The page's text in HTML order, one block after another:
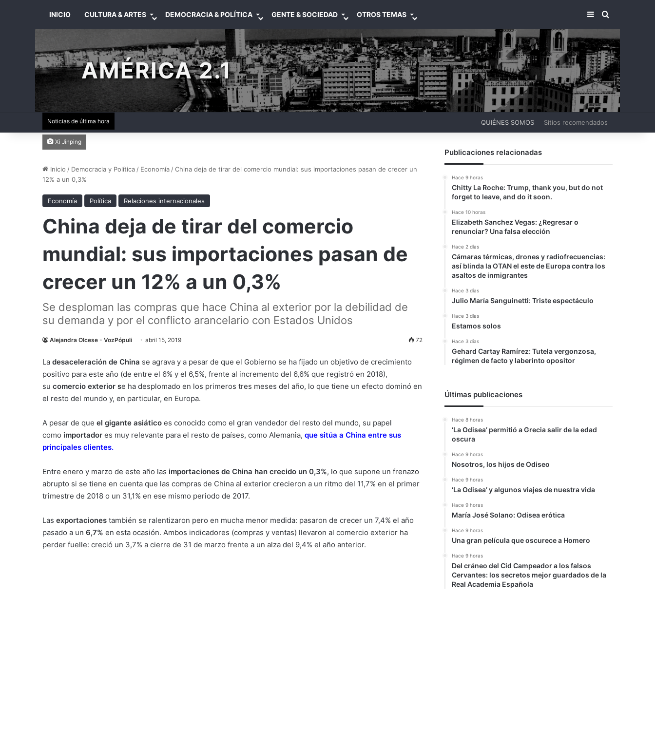
INICIO CULTURA & ARTES DEMOCRACIA & POLÍTICA GENTE & SOCIEDAD OTROS TEMAS BARRA LATERAL
BUSCAR
AMÉRICA 2.1
Noticias de última hora QUIÉNES SOMOS Sitios recomendados
Xi Jinping
Inicio / Democracia y Política / Economía /China deja de tirar del comercio mundial: sus importaciones pasan de crecer un
12% a un 0,3%
Economía Política Relaciones internacionales
China deja de tirar del comercio
mundial: sus importaciones pasan de
crecer un 12% a un 0,3%
Se desploman las compras que hace China al exterior por la debilidad de
su demanda y por el conflicto arancelario con Estados Unidos
Alejandra Olcese - VozPópuli abril 15, 2019 72
La desaceleración de China se agrava y a pesar de que el Gobierno se ha fijado un objetivo de crecimiento
positivo para este año (de entre el 6% y el 6,5%, frente al incremento del 6,6% que registró en 2018),
su comercio exterior se ha desplomado en los primeros tres meses del año, lo que tiene un efecto dominó en
el resto del mundo y, en particular, en Europa.
A pesar de que el gigante asiático es conocido como el gran vendedor del resto del mundo, su papel
como importador es muy relevante para el resto de países, como Alemania, que sitúa a China entre sus
principales clientes.
Entre enero y marzo de este año las importaciones de China han crecido un 0,3%, lo que supone un frenazo
abrupto si se tiene en cuenta que las compras de China al exterior crecieron a un ritmo del 11,7% en el primer
trimestre de 2018 o un 31,1% en ese mismo periodo de 2017.
Las exportaciones también se ralentizaron pero en mucha menor medida: pasaron de crecer un 7,4% el año
pasado a un 6,7% en esta ocasión. Ambos indicadores (compras y ventas) llevaron al comercio exterior ha
perder fuelle: creció un 3,7% a cierre de 31 de marzo frente a un alza del 9,4% el año anterior.
Publicaciones relacionadas
Hace 9 horas
Chitty La Roche: Trump, thank you, but do not
forget to leave, and do it soon.
Hace 10 horas
Elizabeth Sanchez Vegas: ¿Regresar o
renunciar? Una falsa elección
Hace 2 días
Cámaras térmicas, drones y radiofrecuencias:
así blinda la OTAN el este de Europa contra los
asaltos de inmigrantes
Hace 3 días
Julio María Sanguinetti: Triste espectáculo
Hace 3 días
Estamos solos
Hace 3 días
Gehard Cartay Ramírez: Tutela vergonzosa,
régimen de facto y laberinto opositor
Últimas publicaciones
Hace 8 horas
‘La Odisea’ permitió a Grecia salir de la edad
oscura
Hace 9 horas
Nosotros, los hijos de Odiseo
Hace 9 horas
‘La Odisea’ y algunos viajes de nuestra vida
Hace 9 horas
María José Solano: Odisea erótica
Hace 9 horas
Una gran película que oscurece a Homero
Hace 9 horas
Del cráneo del Cid Campeador a los falsos
Cervantes: los secretos mejor guardados de la
Real Academia Española